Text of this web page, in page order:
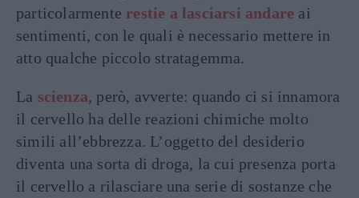
particolarmente restie a lasciarsi andare ai
sentimenti, con le quali è necessario mettere in
atto qualche piccolo stratagemma.
La scienza, però, avverte: quando ci si innamora
il cervello ha delle reazioni chimiche molto
simili all’ebbrezza. L’oggetto del desiderio
diventa una sorta di droga, la cui presenza porta
il cervello a rilasciare una serie di sostanze che